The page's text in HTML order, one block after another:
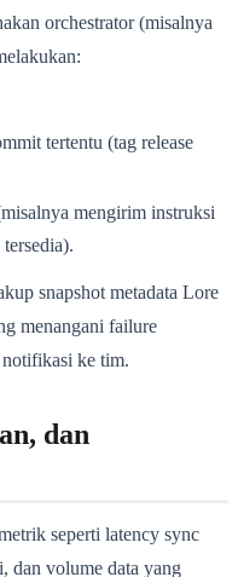
orchestrator (misalnya
tertentu (tag release
mengirim instruksi
snapshot metadata Lore
menangani failure
ke tim.
dan
seperti latency sync
dan volume data yang